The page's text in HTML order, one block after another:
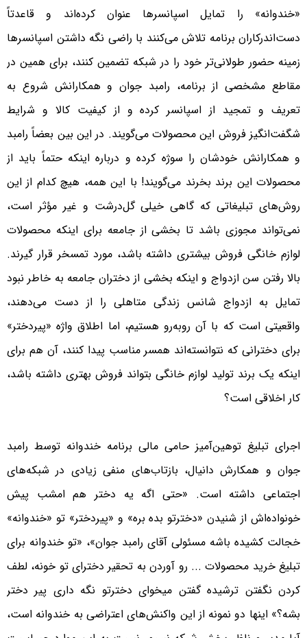
«خندوانه» را تمایل اسپانسر‌ها عنوان کرده‌اند و قاعدتاً
دست‌اندرکاران برنامه تلاش می‌کنند با راضی نگه داشتن اسپانسرها
زمینه حضور طولانی‌تر خود را در شبکه تضمین کنند، برای همین در
مقاطع مشخصی از برنامه، رامبد جوان و همکارانش شروع به
تعریف و تمجید از اسپانسر کرده و از کیفیت کالا و شرایط
شگفت‌انگیز فروش این محصولات می‌گویند. در این بین بعضاً رامبد
و همکارانش خودشان را سوژه کرده و درباره اینکه حتماً باید از
محصولات این برند بخرند می‌گویند! با این همه، هیچ کدام از این
روش‌های تبلیغاتی که گاهی خیلی گل‌درشت و غیر مؤثر است،
نمی‌تواند مجوزی باشد تا بخشی از جامعه برای اینکه محصولات
لوازم خانگی فروش بیشتری داشته باشد، مورد تمسخر قرار گیرند.
بالا رفتن سن ازدواج و اینکه بخشی از دختران جامعه به خاطر نبود
تمایل به ازدواج شانس زندگی متاهلی را از دست می‌دهند،
واقعیتی است که با آن روبه‌رو هستیم، اما اطلاق واژه «پیردختر»
برای دخترانی که نتوانسته‌اند همسر مناسب پیدا کنند، آن هم برای
اینکه یک برند تولید لوازم خانگی بتواند فروش بهتری داشته باشد،
کار اخلاقی است؟
اجرای تبلیغ توهین‌آمیز حامی مالی برنامه خندوانه توسط رامبد
جوان و همکارش دانیال، بازتاب‌های منفی زیادی در شبکه‌های
اجتماعی داشته است. «حتی اگه یه دختر هم امشب پیش
خونواده‌اش از شنیدن «دخترتو بده بره» و «پیردختر» تو «خندوانه»
خجالت کشیده باشه مسئولی آقای رامبد جوان»، «تو خندوانه برای
تبلیغ خرید محصولات ... رو آوردن به تحقیر دخترای تو خونه، لطف
کردن نگفتن ترشیده گفتن میخوای دخترتو نگه داری پیر دختر
بشه؟» اینها دو نمونه از این واکنش‌های اعتراضی به خندوانه است،